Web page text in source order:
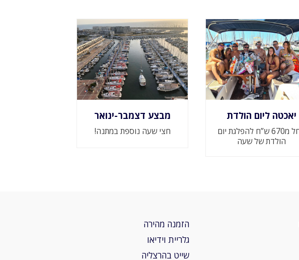
יאכטה ליום הולדת
החל מ670 ש”ח להפלגת יום
הולדת של שעה
מבצע דצמבר-ינואר
חצי שעה נוספת במתנה!
הזמנה מהירה
גלריית וידיאו
שייט בהרצליה